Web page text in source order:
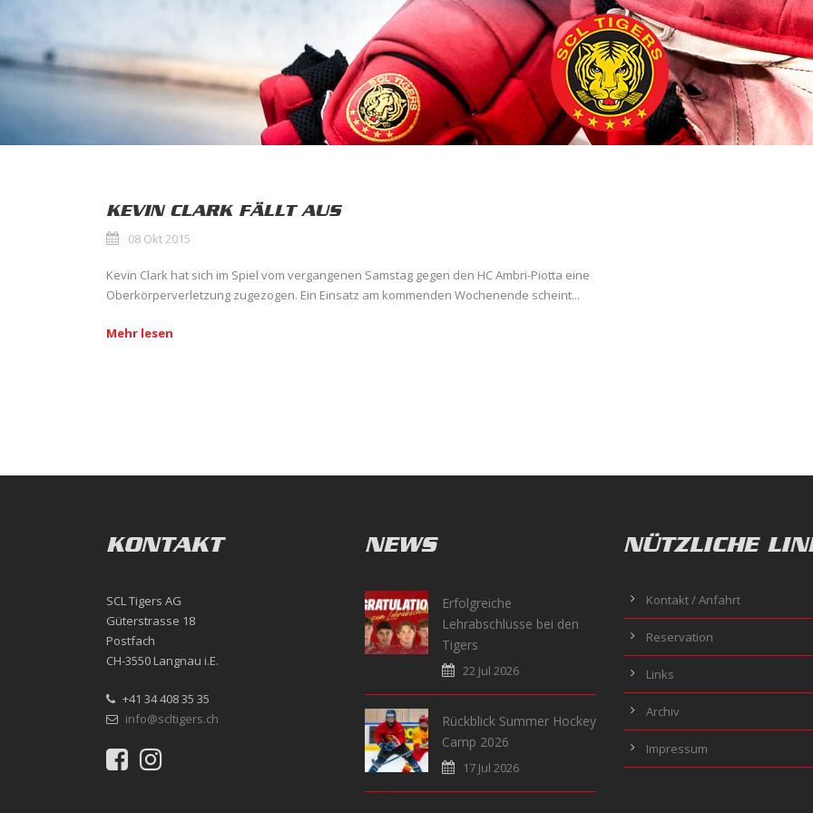
KEVIN CLARK FÄLLT AUS
08 Okt 2015
Kevin Clark hat sich im Spiel vom vergangenen Samstag gegen den HC Ambri-Piotta eine
Oberkörperverletzung zugezogen. Ein Einsatz am kommenden Wochenende scheint...
Mehr lesen
KONTAKT
SCL Tigers AG
Güterstrasse 18
Postfach
CH-3550 Langnau i.E.
+41 34 408 35 35
info@scltigers.ch
NEWS
Erfolgreiche
Lehrabschlüsse bei den
Tigers
22 Jul 2026
Rückblick Summer Hockey
Camp 2026
17 Jul 2026
NÜTZLICHE
Kontakt / Anfahrt
Reservation
Links
Archiv
Impressum